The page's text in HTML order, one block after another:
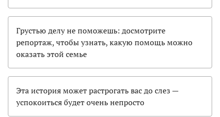
Грустью делу не поможешь: досмотрите
репортаж, чтобы узнать, какую помощь можно
оказать этой семье
Эта история может растрогать вас до слез —
успокоиться будет очень непросто